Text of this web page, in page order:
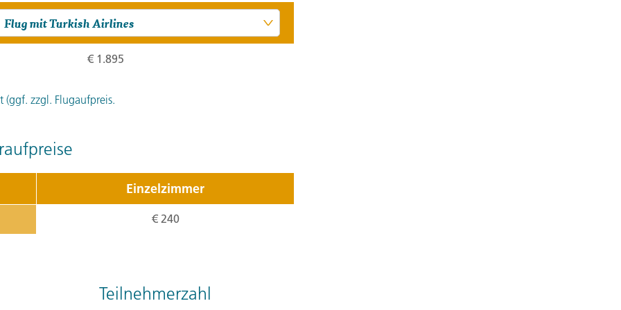
und die sich anschließende Medrese Mir-e Arab. Außerdem steht ein Besuch
im jüdischen Viertel und einer der wichtigsten Handelsplätze des alten Buchara
- der Labi Hauz-Komplex - auf dem Programm. Die sehr ansprechende
Erkunden Sie Buchara heute Vormittag auf eigene Faust oder schließen Sie
sich unserem optionalen Ausflug an. Wir besichtigen die Nekropole Tschor
Bakr, die sich fünf Kilometer westlich der Stadt im Dorf Sumitan befindet. Die
Jahrhundert. Der Besuch des Naqshbandi Komplex mit Mausoleum und
€ 1.895
(ggf. zzgl. Flugaufpreis.
Einzelzimmer
€ 240
Teilnehmerzahl